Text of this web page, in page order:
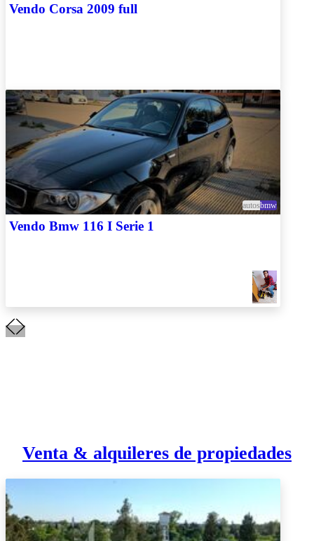
Vendo Corsa 2009 full
autosbmw
Vendo Bmw 116 I Serie 1
Venta & alquileres de propiedades